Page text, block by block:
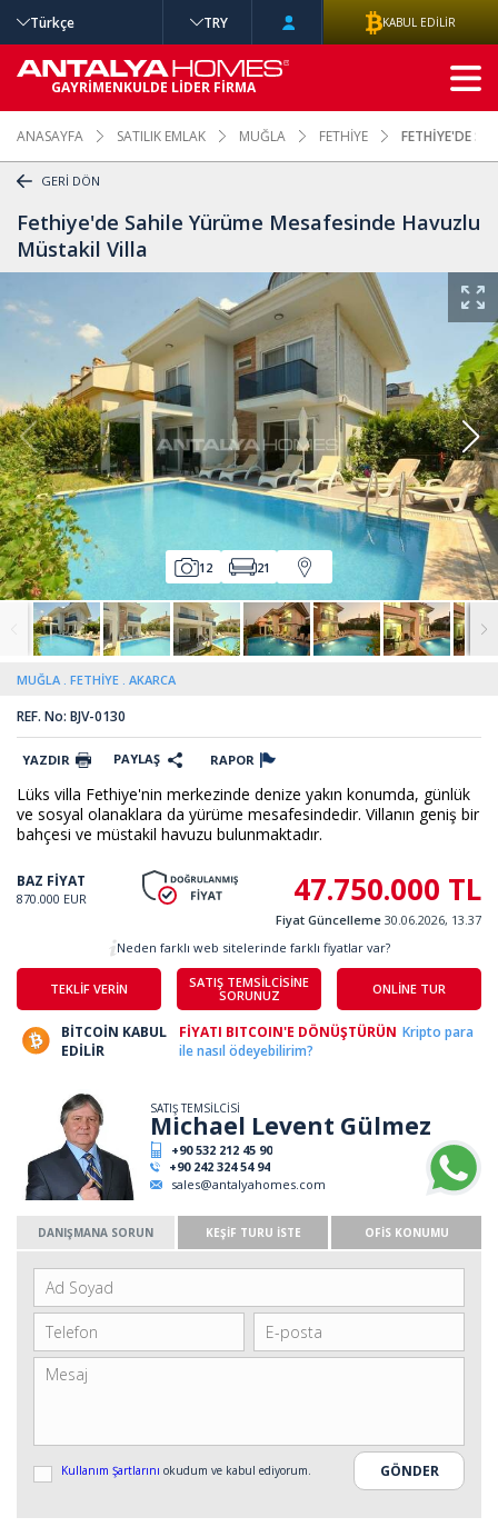
ANASAYFA SATILIK EMLAK MUĞLA FETHİYE FETHİYE'DE
GERİ DÖN
Fethiye'de Sahile Yürüme Mesafesinde Havuzlu
Müstakil Villa
12 21
MUĞLA FETHİYE AKARCA
REF. No: BJV-0130
YAZDIR PAYLAŞ RAPOR
Lüks villa Fethiye'nin merkezinde denize yakın konumda, günlük
ve sosyal olanaklara da yürüme mesafesindedir. Villanın geniş bir
bahçesi ve müstakil havuzu bulunmaktadır.
BAZ FİYAT
870.000 EUR 47.750.000 TL
Fiyat Güncelleme 30.06.2026, 13.37
TEKLİF VERİN
SATIŞ TEMSİLCİSİNE
SORUNUZ
ONLİNE TUR
Neden farklı web sitelerinde farklı fiyatlar var?
BİTCOİN KABUL
EDİLİR
FİYATI BITCOIN'E DÖNÜŞTÜRÜN Kripto para
ile nasıl ödeyebilirim?
SATIŞ TEMSİLCİSİ
Michael Levent Gülmez
+90 532 212 45 90
+90 242 324 54 94
sales@antalyahomes.com
DANIŞMANA SORUN KEŞİF TURU İSTE OFİS KONUMU
Kullanım Şartlarını okudum ve kabul ediyorum.
Türkçe TRY KABUL EDİLİR
GAYRİMENKULDE LİDER FİRMA
GELİŞMİŞ
ARAMA